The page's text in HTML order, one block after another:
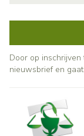
Door op
nieuwsbrief en